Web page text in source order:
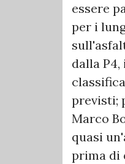
essere
per i
dalla
previsti;
Marco
quasi
prima di